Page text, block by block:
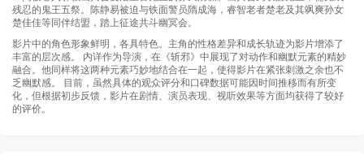
残忍的鬼王五祭。陈静易被迫与铁面警员隋成海，睿智老者楚老及其飒爽孙女
楚佳佳等同伴结盟，踏上征途共斗幽冥会。
影片中的角色形象鲜明，各具特色。主角的性格差异和成长轨迹为影片增添了
丰富的层次感。 内详作为导演，在《斩邪》中展现了对动作和幽默元素的精妙
融合。他同样将这两种元素巧妙地结合在一起，使得影片在紧张刺激之余也不
乏幽默感。 目前，虽然具体的观众评分和口碑数据可能因时间推移而有所变
化，但根据初步反馈，影片在剧情、演员表现、视听效果等方面均获得了较好
的评价。